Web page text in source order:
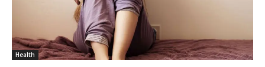
Health